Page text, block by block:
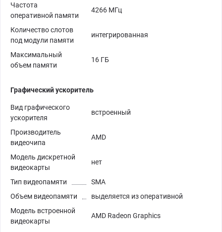
Частота
оперативной памяти
4266 МГц
Количество слотов
под модули памяти
интегрированная
Максимальный
объем памяти
16 ГБ
Графический ускоритель
Вид графического
ускорителя
встроенный
Производитель
видеочипа
AMD
Модель дискретной
видеокарты
нет
Тип видеопамяти
SMA
Объем видеопамяти
выделяется из оперативной
Модель встроенной
видеокарты
AMD Radeon Graphics